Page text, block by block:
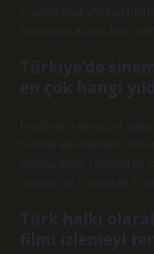
Endgame31Avatar: Path of
Türkiye’de
en çok hangi
Geçtiğimiz yılın en çok
buradan ulaşabilirsiniz. 2019
milyona düştü. 1990’dan bu
sayısına 2017 yılında 68,5
Türk halkı
filmi izlemeyi